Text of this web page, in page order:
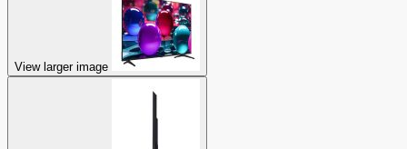
View larger image